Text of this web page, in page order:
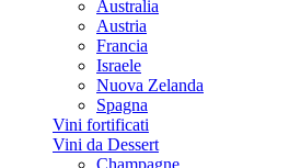
Australia
Austria
Francia
Israele
Nuova Zelanda
Spagna
Vini fortificati
Vini da Dessert
Champagne